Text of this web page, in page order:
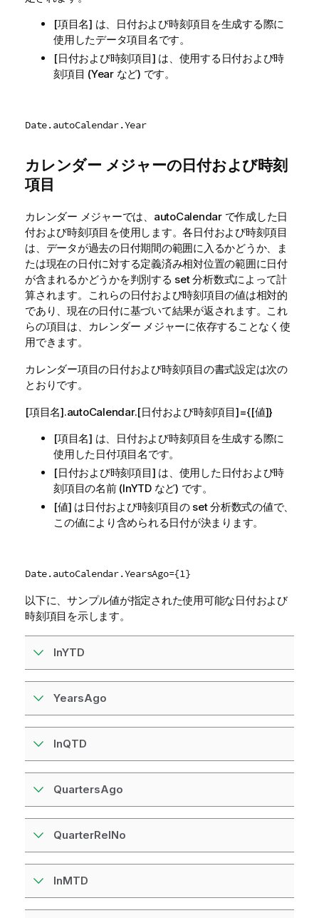
[項目名] は、日付および時刻項目を生成する際に
使用したデータ項目名です。
[日付および時刻項目] は、使用する日付および時
刻項目 (Yearなど) です。
Date.autoCalendar.Year
カレンダー メジャーの日付および時刻
項目
カレンダー メジャーでは、 autoCalendarで作成した日
付および時刻項目を使用します。各日付および時刻項目
は、データが過去の日付期間の範囲に入るかどうか、ま
たは現在の日付に対する定義済み相対位置の範囲に日付
が含まれるかどうかを判別する set 分析数式によって計
算されます。これらの日付および時刻項目の値は相対的
であり、現在の日付に基づいて結果が返されます。これ
らの項目は、カレンダー メジャーに依存することなく使
用できます。
カレンダー項目の日付および時刻項目の書式設定は次の
とおりです。
[項目名].autoCalendar.[日付および時刻項目]={[値]}
[項目名] は、日付および時刻項目を生成する際に
使用した日付項目名です。
[日付および時刻項目] は、使用した日付および時
刻項目の名前 (InYTD など) です。
[値] は日付および時刻項目の set 分析数式の値で、
この値により含められる日付が決まります。
Date.autoCalendar.YearsAgo={1}
以下に、サンプル値が指定された使用可能な日付および
時刻項目を示します。
InYTD
YearsAgo
InQTD
QuartersAgo
QuarterRelNo
InMTD